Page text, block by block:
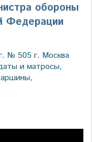
обороны
Федерации
№ 505 г. Москва
и матросы,